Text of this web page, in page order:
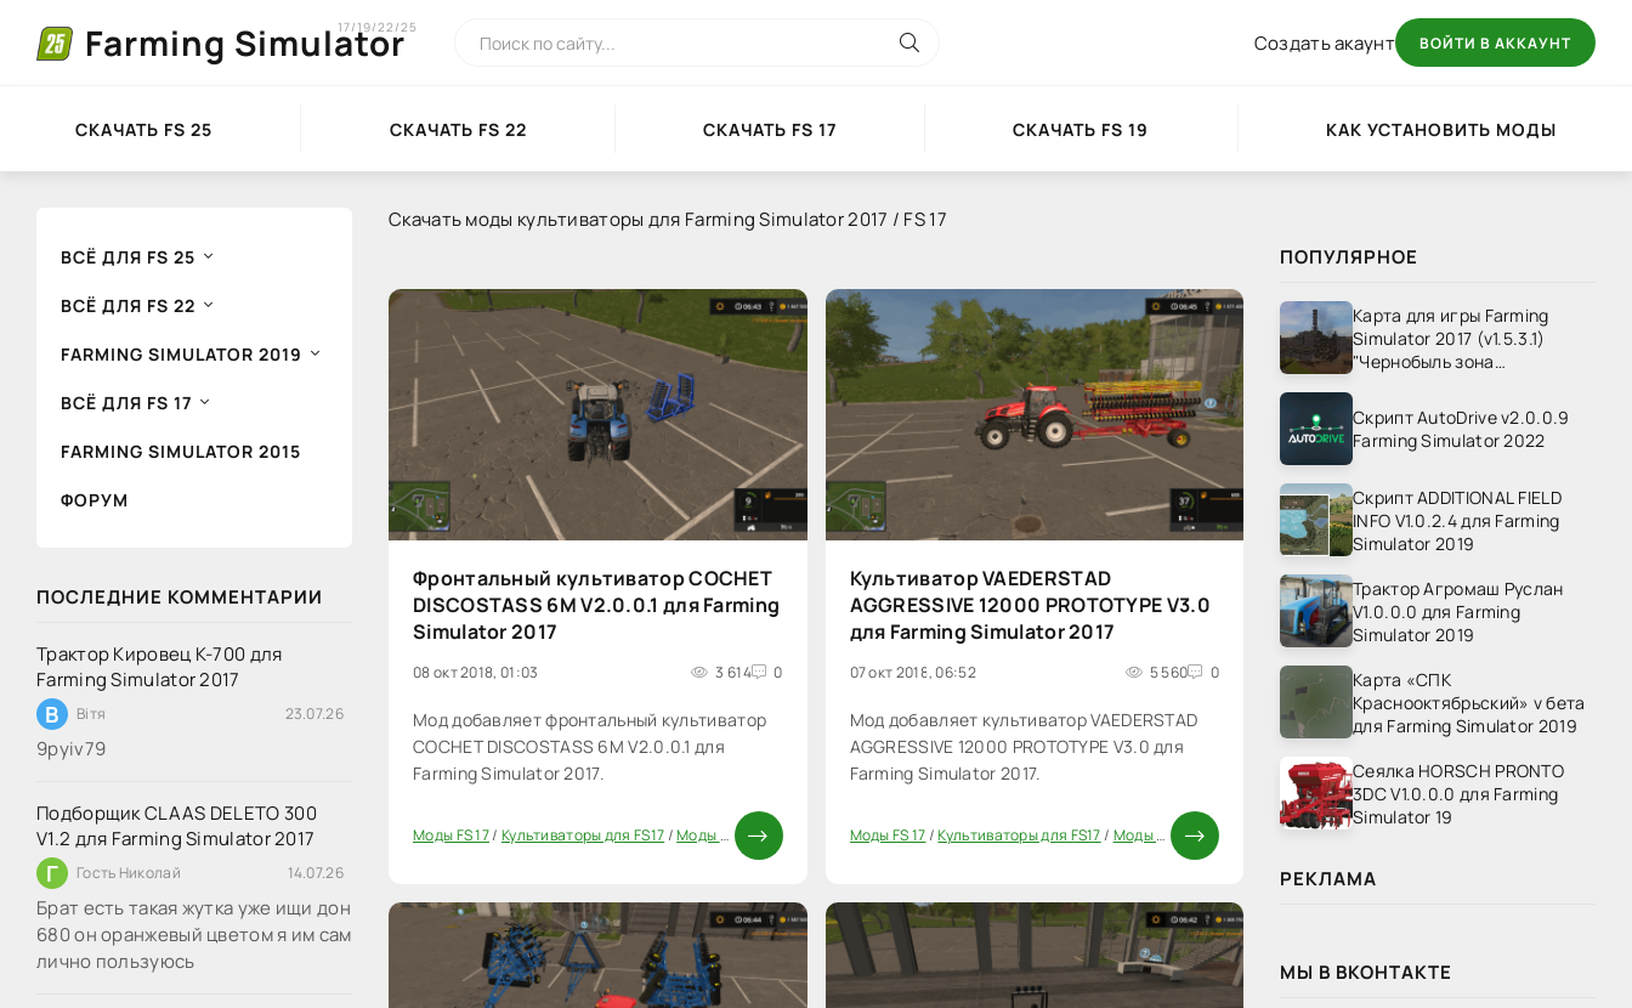
Farming Simulator
17/19/22/25
Создать акаунт ВОЙТИ В АККАУНТ
СКАЧАТЬ FS 25 СКАЧАТЬ FS 22 СКАЧАТЬ FS 17 СКАЧАТЬ FS 19 КАК УСТАНОВИТЬ МОДЫ
ВСЁ ДЛЯ FS 25
ВСЁ ДЛЯ FS 22
FARMING SIMULATOR 2019
ВСЁ ДЛЯ FS 17
FARMING SIMULATOR 2015
ФОРУМ
ПОСЛЕДНИЕ КОММЕНТАРИИ
Трактор Кировец К-700 для
Farming Simulator 2017
В Вітя 23.07.26
9руіv79
Подборщик CLAAS DELETO 300
V1.2 для Farming Simulator 2017
Г Гость Николай 14.07.26
Брат есть такая жутка уже ищи дон
680 он оранжевый цветом я им сам
лично пользуюсь
Скачать моды культиваторы для Farming Simulator 2017 / FS 17
Фронтальный культиватор COCHET
DISCOSTASS 6M V2.0.0.1 для Farming
Simulator 2017
08 окт 2018, 01:03 3 614 0
Мод добавляет фронтальный культиватор
COCHET DISCOSTASS 6M V2.0.0.1 для
Farming Simulator 2017.
20
Моды FS 17/ Культиваторы для FS17/Моды ФС 17
Культиватор VAEDERSTAD
AGGRESSIVE 12000 PROTOTYPE V3.0
для Farming Simulator 2017
07 окт 2018, 06:52 5 560 0
Мод добавляет культиватор VAEDERSTAD
AGGRESSIVE 12000 PROTOTYPE V3.0 для
Farming Simulator 2017.
60
Моды FS 17/Культиваторы для FS17/ Моды ФС 17
ПОПУЛЯРНОЕ
Карта для игры Farming
Simulator 2017 (v1.5.3.1)
"Чернобыль зона
Скрипт AutoDrive v2.0.0.9
Farming Simulator 2022
Скрипт ADDITIONAL FIELD
INFO V1.0.2.4 для Farming
Simulator 2019
Трактор Агромаш Руслан
V1.0.0.0 для Farming
Simulator 2019
Карта «СПК
Краснооктябрьский» v бета
для Farming Simulator 2019
Сеялка HORSCH PRONTO
3DC V1.0.0.0 для Farming
Simulator 19
РЕКЛАМА
МЫ В ВКОНТАКТЕ